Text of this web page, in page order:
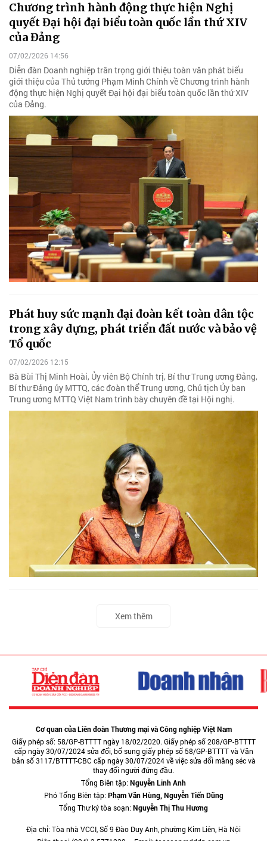
Chương trình hành động thực hiện Nghị
quyết Đại hội đại biểu toàn quốc lần thứ XIV
của Đảng
07/02/2026 14:56
Diễn đàn Doanh nghiệp trân trọng giới thiệu toàn văn phát biểu
giới thiệu của Thủ tướng Phạm Minh Chính về Chương trình hành
động thực hiện Nghị quyết Đại hội đại biểu toàn quốc lần thứ XIV
của Đảng.
Phát huy sức mạnh đại đoàn kết toàn dân tộc
trong xây dựng, phát triển đất nước và bảo vệ
Tổ quốc
07/02/2026 12:15
Bà Bùi Thị Minh Hoài, Ủy viên Bộ Chính trị, Bí thư Trung ương Đảng,
Bí thư Đảng ủy MTTQ, các đoàn thể Trung ương, Chủ tịch Ủy ban
Trung ương MTTQ Việt Nam trình bày chuyên đề tại Hội nghị.
Xem thêm
Cơ quan của Liên đoàn Thương mại và Công nghiệp Việt Nam
Giấy phép số: 58/GP-BTTTT ngày 18/02/2020. Giấy phép số 208/GP-BTTTT
cấp ngày 30/07/2024 sửa đổi, bổ sung giấy phép số 58/GP-BTTTT và Văn
bản số 3117/BTTTT-CBC cấp ngày 30/07/2024 về việc sửa đổi măng séc và
thay đổi người đứng đầu.
Tổng Biên tập:Nguyễn Linh Anh
Phó Tổng Biên tập:Phạm Văn Hùng, Nguyễn Tiến Dũng
Tổng Thư ký tòa soạn:Nguyễn Thị Thu Hương
Địa chỉ: Tòa nhà VCCI, Số 9 Đào Duy Anh, phường Kim Liên, Hà Nội